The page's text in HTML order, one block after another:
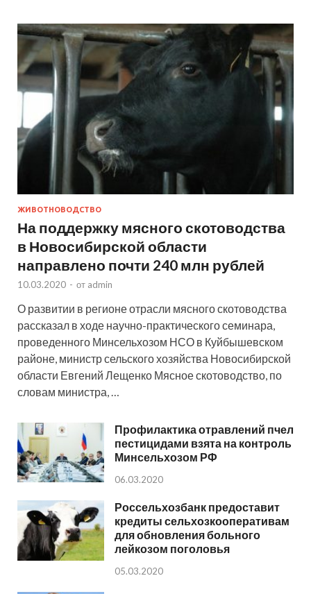
ЖИВОТНОВОДСТВО
На поддержку мясного скотоводства
в Новосибирской области
направлено почти 240 млн рублей
10.03.2020 - от admin
О развитии в регионе отрасли мясного скотоводства
рассказал в ходе научно-практического семинара,
проведенного Минсельхозом НСО в Куйбышевском
районе, министр сельского хозяйства Новосибирской
области Евгений Лещенко Мясное скотоводство, по
словам министра, …
Профилактика отравлений пчел
пестицидами взята на контроль
Минсельхозом РФ
06.03.2020
Россельхозбанк предоставит
кредиты сельхозкооперативам
для обновления больного
лейкозом поголовья
05.03.2020